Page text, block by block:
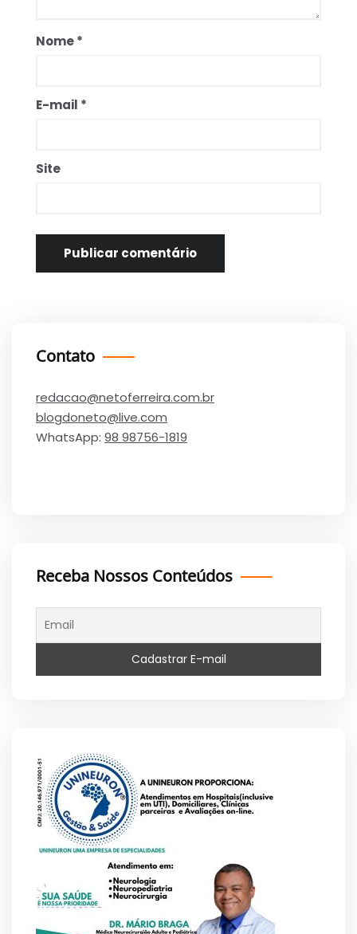
Nome*
E-mail *
Site
Contato
redacao@netoferreira.com.br
blogdoneto@live.com
WhatsApp: 98 98756-1819
Receba Nossos Conteúdos